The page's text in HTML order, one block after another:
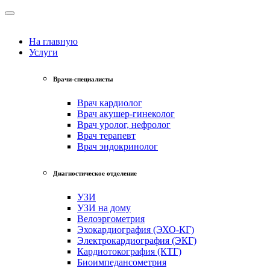
На главную
Услуги
Врачи-специалисты
Врач кардиолог
Врач акушер-гинеколог
Врач уролог, нефролог
Врач терапевт
Врач эндокринолог
Диагностическое отделение
УЗИ
УЗИ на дому
Велоэргометрия
Эхокардиография (ЭХО-КГ)
Электрокардиография (ЭКГ)
Кардиотокография (КТГ)
Биоимпедансометрия